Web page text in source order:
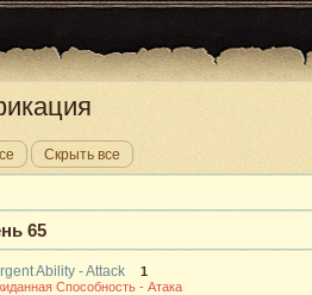
Скрыть все
65
Ability - Attack
1
Способность - Атака